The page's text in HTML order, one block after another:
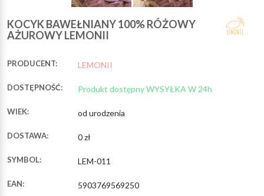
KOCYK BAWEŁNIANY 100% RÓŻOWY
AŻUROWY LEMONII
PRODUCENT: LEMONII
DOSTĘPNOŚĆ: Produkt dostępny WYSYŁKA W 24h
WIEK: od urodzenia
DOSTAWA: 0 zł
SYMBOL: LEM-011
EAN: 5903769569250